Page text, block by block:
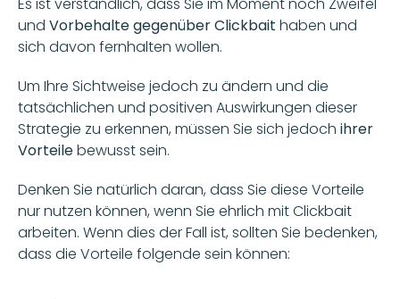
und Vorbehalte gegenüber Clickbait haben und
sich davon fernhalten wollen.
Um Ihre Sichtweise jedoch zu ändern und die
tatsächlichen und positiven Auswirkungen dieser
Strategie zu erkennen, müssen Sie sich jedoch ihrer
Vorteile bewusst sein.
Denken Sie natürlich daran, dass Sie diese Vorteile
nur nutzen können, wenn Sie ehrlich mit Clickbait
arbeiten. Wenn dies der Fall ist, sollten Sie bedenken,
dass die Vorteile folgende sein können: